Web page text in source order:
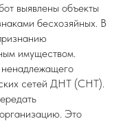
выявлены объекты
бесхозяйных. В
имуществом.
сетей ДНТ (СНТ).
Это